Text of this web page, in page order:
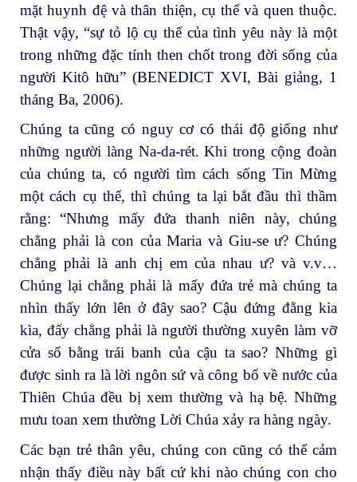
mặt huynh đệ và thân thiện, cụ thể và quen thuộc.
Thật vậy, “sự tỏ lộ cụ thể của tình yêu này là một
trong những đặc tính then chốt trong đời sống của
người Kitô hữu” (BENEDICT XVI, Bài giảng, 1
tháng Ba, 2006).
Chúng ta cũng có nguy cơ có thái độ giống như
những người làng Na-da-rét. Khi trong cộng đoàn
của chúng ta, có người tìm cách sống Tin Mừng
một cách cụ thể, thì chúng ta lại bắt đầu thì thầm
rằng: “Nhưng mấy đứa thanh niên này, chúng
chẳng phải là con của Maria và Giu-se ư? Chúng
chẳng phải là anh chị em của nhau ư? và v.v…
Chúng lại chẳng phải là mấy đứa trẻ mà chúng ta
nhìn thấy lớn lên ở đây sao? Cậu đứng đằng kia
kìa, đấy chẳng phải là người thường xuyên làm vỡ
cửa sổ bằng trái banh của cậu ta sao? Những gì
được sinh ra là lời ngôn sứ và công bố về nước của
Thiên Chúa đều bị xem thường và hạ bệ. Những
mưu toan xem thường Lời Chúa xảy ra hàng ngày.
Các bạn trẻ thân yêu, chúng con cũng có thể cảm
nhận thấy điều này bất cứ khi nào chúng con cho